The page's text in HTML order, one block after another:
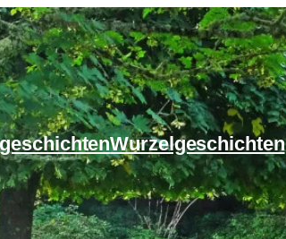
Wurzelgeschichten